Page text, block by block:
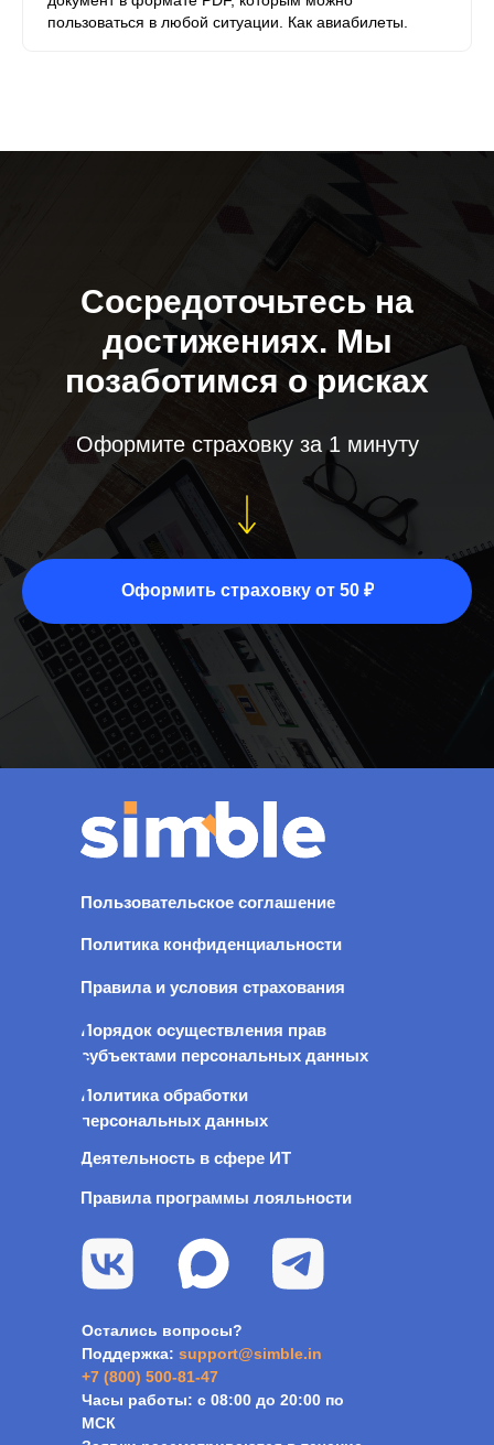
пользоваться в любой ситуации. Как авиабилеты.
Сосредоточьтесь на
достижениях. Мы
позаботимся о рисках
Оформите страховку за 1 минуту
Оформить страховку от 50 ₽
Остались вопросы?
Поддержка: support@simble.in
+7 (800) 500-81-47
Часы работы: с 08:00 до 20:00 по
МСК
Пользовательское соглашение
Политика конфиденциальности
Правила и условия страхования
Порядок осуществления прав
субъектами персональных данных
Политика обработки
персональных данных
Деятельность в сфере ИТ
Правила программы лояльности